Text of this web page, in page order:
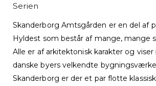
Serien
Skanderborg Amtsgården er en del af
Hyldest som består af mange, mange
Alle er af arkitektonisk karakter og
danske byers velkendte
Skanderborg er der et par flotte